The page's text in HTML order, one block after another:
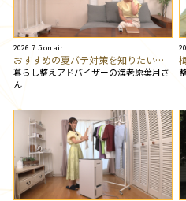
2026.7.5 on air
おすすめの夏バテ対策を知りたい…
暮らし整えアドバイザーの海老原葉月さ
ん